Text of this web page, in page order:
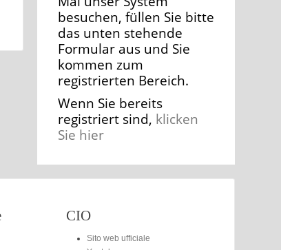
besuchen, füllen Sie bitte
das unten stehende
Formular aus und Sie
kommen zum
registrierten Bereich.
Wenn Sie bereits
registriert sind, klicken
Sie hier
CIO
Sito web ufficiale